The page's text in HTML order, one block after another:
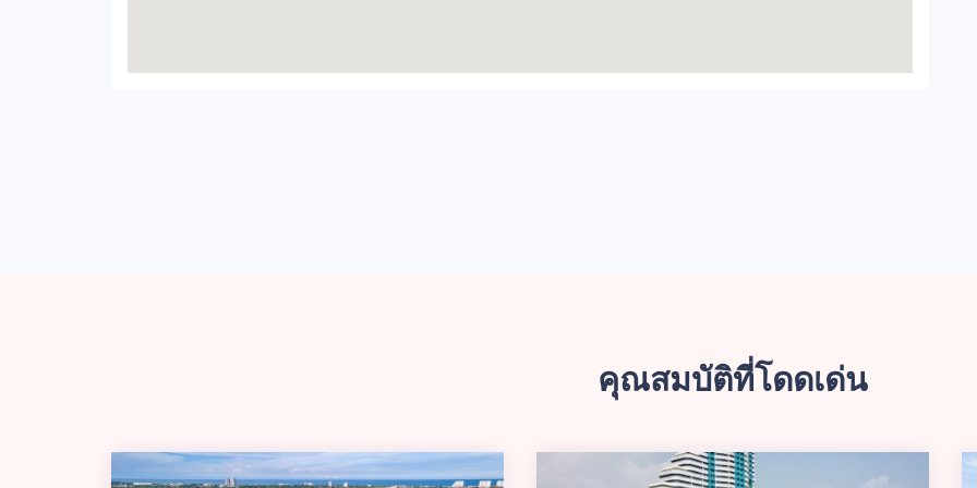
คุณสมบัติที่โดดเด่น